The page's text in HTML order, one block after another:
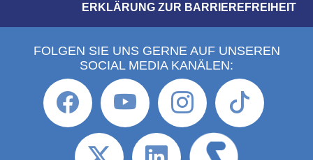
ERKLÄRUNG ZUR BARRIEREFREIHEIT
FOLGEN SIE UNS GERNE AUF UNSEREN
SOCIAL MEDIA KANÄLEN: